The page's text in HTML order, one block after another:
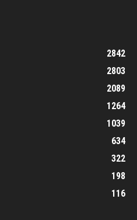
2842
2803
2089
1264
1039
634
322
198
116